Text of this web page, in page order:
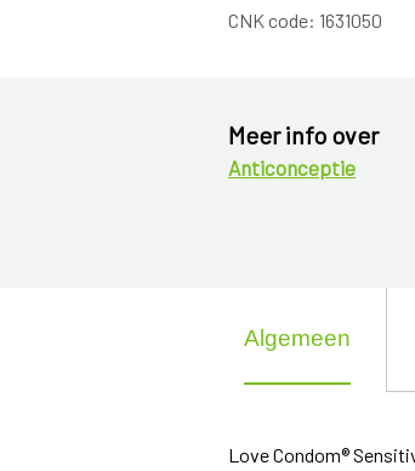
CNK code: 1631050
Meer info over
Anticonceptie
Algemeen
Love Condom®